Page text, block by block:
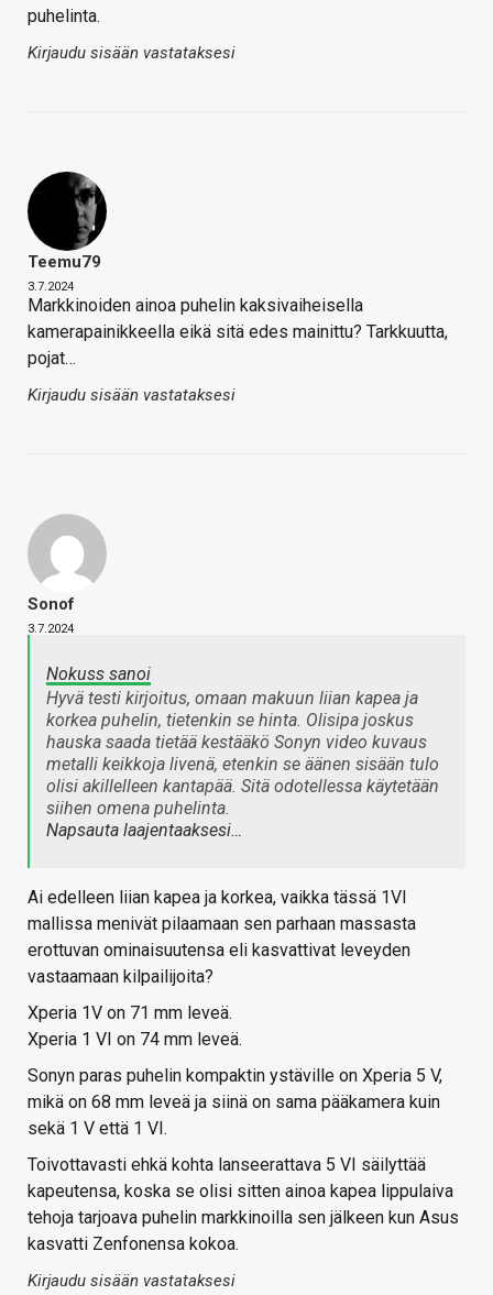
puhelinta.
Kirjaudu sisään vastataksesi
Teemu79
3.7.2024
Markkinoiden ainoa puhelin kaksivaiheisella
kamerapainikkeella eikä sitä edes mainittu? Tarkkuutta,
pojat…
Kirjaudu sisään vastataksesi
Sonof
3.7.2024
Nokuss sanoi
Hyvä testi kirjoitus, omaan makuun liian kapea ja
korkea puhelin, tietenkin se hinta. Olisipa joskus
hauska saada tietää kestääkö Sonyn video kuvaus
metalli keikkoja livenä, etenkin se äänen sisään tulo
olisi akillelleen kantapää. Sitä odotellessa käytetään
siihen omena puhelinta.
Napsauta laajentaaksesi…
Ai edelleen liian kapea ja korkea, vaikka tässä 1VI
mallissa menivät pilaamaan sen parhaan massasta
erottuvan ominaisuutensa eli kasvattivat leveyden
vastaamaan kilpailijoita?
Xperia 1V on 71 mm leveä.
Xperia 1 VI on 74 mm leveä.
Sonyn paras puhelin kompaktin ystäville on Xperia 5 V,
mikä on 68 mm leveä ja siinä on sama pääkamera kuin
sekä 1 V että 1 VI.
Toivottavasti ehkä kohta lanseerattava 5 VI säilyttää
kapeutensa, koska se olisi sitten ainoa kapea lippulaiva
tehoja tarjoava puhelin markkinoilla sen jälkeen kun Asus
kasvatti Zenfonensa kokoa.
Kirjaudu sisään vastataksesi